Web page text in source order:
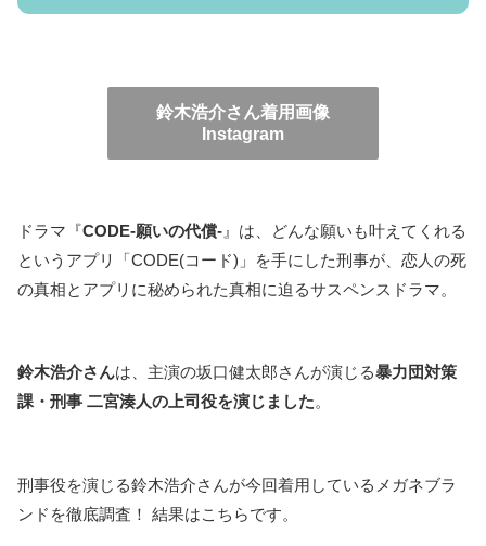
鈴木浩介さん着用画像
Instagram
ドラマ『CODE-願いの代償- 』は、どんな願いも叶えてくれる
というアプリ「CODE(コード)」を手にした刑事が、恋人の死
の真相とアプリに秘められた真相に迫るサスペンスドラマ。
鈴木浩介さんは、主演の坂口健太郎さんが演じる暴力団対策
課・刑事 二宮湊人の上司役を演じました。
刑事役を演じる鈴木浩介さんが今回着用しているメガネブラ
ンドを徹底調査！ 結果はこちらです。